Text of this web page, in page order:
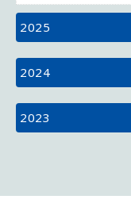
2025
12月
11月
2024
12月
10月 5件
2023
11月 5件